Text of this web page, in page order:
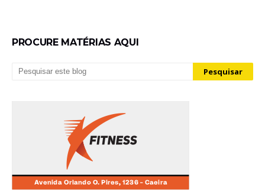
PROCURE MATÉRIAS AQUI